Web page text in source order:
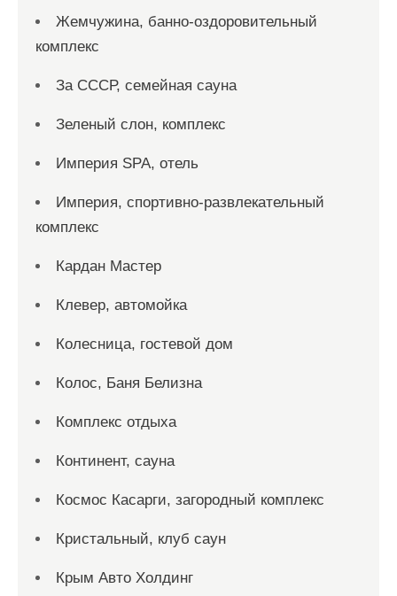
Жемчужина, банно-оздоровительный
комплекс
За СССР, семейная сауна
Зеленый слон, комплекс
Империя SPA, отель
Империя, спортивно-развлекательный
комплекс
Кардан Мастер
Клевер, автомойка
Колесница, гостевой дом
Колос, Баня Белизна
Комплекс отдыха
Континент, сауна
Космос Касарги, загородный комплекс
Кристальный, клуб саун
Крым Авто Холдинг